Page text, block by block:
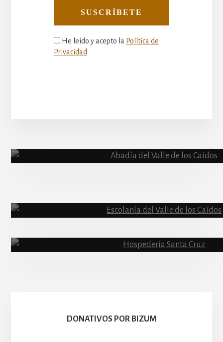
He leído y acepto la Política de
Privacidad
Content
Hospedería
DONATIVOS POR BIZUM